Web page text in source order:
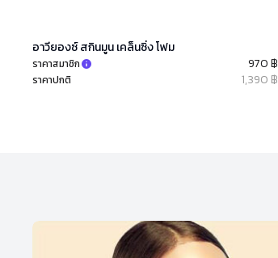
อาวียองซ์ สกินมูน เคล็นซิ่ง โฟม
ราคาสมาชิก 970 ฿
ราคาปกติ 1,390 ฿